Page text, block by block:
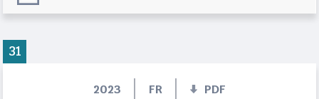
2023 FR PDF
31